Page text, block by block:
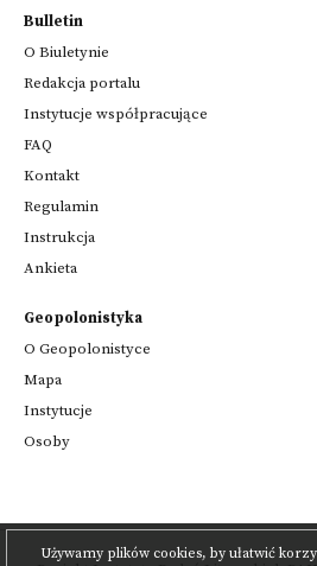
Używamy plików cookies, by ułatwić
Bulletin
O Biuletynie
Redakcja portalu
Instytucje współpracujące
FAQ
Kontakt
Regulamin
Instrukcja
Ankieta
Geopolonistyka
O Geopolonistyce
Mapa
Instytucje
Osoby